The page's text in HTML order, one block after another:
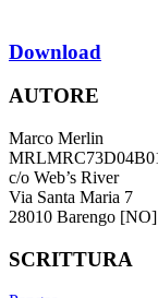
Download
AUTORE
Marco Merlin
c/o Web’s River
Via Santa Maria 7
28010 Barengo [NO]
SCRITTURA